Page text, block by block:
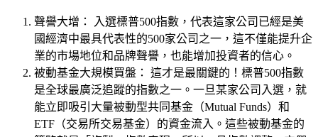
聲譽大增：
入選標普500指數，代表這家公司已經是美
國經濟中最具代表性的500家公司之一，這不僅能提升企
業的市場地位和品牌聲譽 ，也能增加投資者的信心。
被動基金大規模買盤： 這才是最關鍵的！標普500指數
是全球最廣泛追蹤的指數之一。一旦某家公司入選，就
能立即吸引 大量被動型共同基金（Mutual Funds）和
ETF（交易所交易基金）的資金流入 。這些被動基金的